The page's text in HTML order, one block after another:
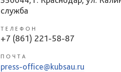
служба
ТЕЛЕФОН
+7 (861) 221-58-87
ПОЧТА
press-office@kubsau.ru